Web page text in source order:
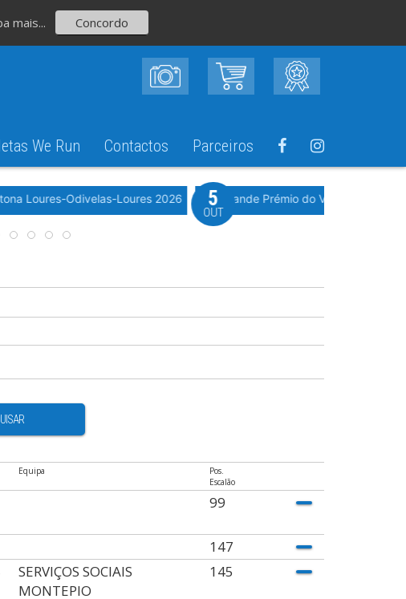
We Run Contactos Parceiros
Loures-Odivelas-Loures 2026 10º Grande Prémio do Vale Grande
5
OUT
Equipa
Pos.
Escalão
99
147
SERVIÇOS SOCIAIS
MONTEPIO
145
mais... Concordo